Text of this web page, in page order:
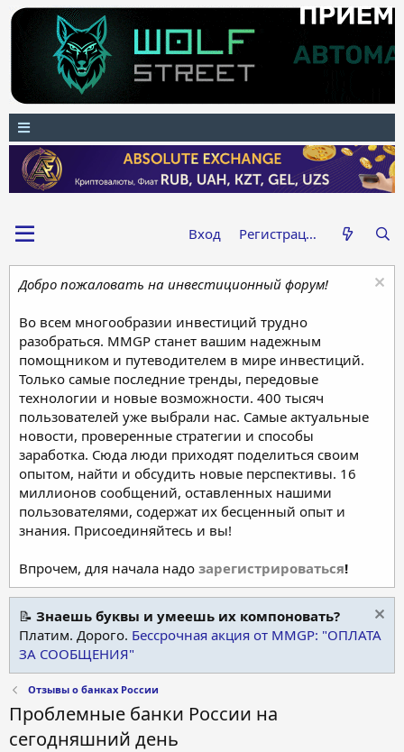
Вход Регистрация
Добро пожаловать на инвестиционный форум!
Во всем многообразии инвестиций трудно
разобраться. MMGP станет вашим надежным
помощником и путеводителем в мире инвестиций.
Только самые последние тренды, передовые
технологии и новые возможности. 400 тысяч
пользователей уже выбрали нас. Самые актуальные
новости, проверенные стратегии и способы
заработка. Сюда люди приходят поделиться своим
опытом, найти и обсудить новые перспективы. 16
миллионов сообщений, оставленных нашими
пользователями, содержат их бесценный опыт и
знания. Присоединяйтесь и вы!
Впрочем, для начала надо зарегистрироваться!
📝 Знаешь буквы и умеешь их компоновать?
Платим. Дорого. Бессрочная акция от MMGP: "ОПЛАТА
ЗА СООБЩЕНИЯ"
Отзывы о банках России
Проблемные банки России на
сегодняшний день